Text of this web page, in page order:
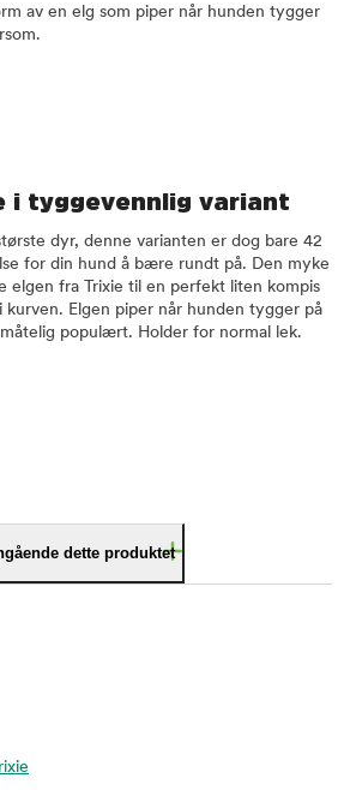
av en elg som piper når hunden tygger
i tyggevennlig variant
dyr, denne varianten er dog bare 42
for din hund å bære rundt på. Den myke
elgen fra Trixie til en perfekt liten kompis
kurven. Elgen piper når hunden tygger på
populært. Holder for normal lek.
dette produktet